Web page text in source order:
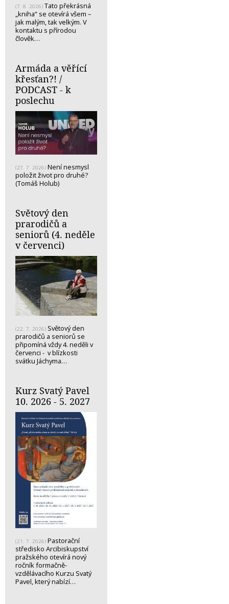
(7. 8. 2026) Tato překrásná
„kniha“ se otevírá všem –
jak malým, tak velkým. V
kontaktu s přírodou
člověk…
Armáda a věřící
křesťan?! /
PODCAST - k
poslechu
(27. 7. 2026) Není nesmysl
položit život pro druhé?
(Tomáš Holub)
Světový den
prarodičů a
seniorů (4. neděle
v červenci)
(22. 7. 2026) Světový den
prarodičů a seniorů se
připomíná vždy 4. neděli v
červenci - v blízkosti
svátku Jáchyma…
Kurz Svatý Pavel
10. 2026 - 5. 2027
(21. 7. 2026) Pastorační
středisko Arcibiskupství
pražského otevírá nový
ročník formačně-
vzdělávacího Kurzu Svatý
Pavel, který nabízí…